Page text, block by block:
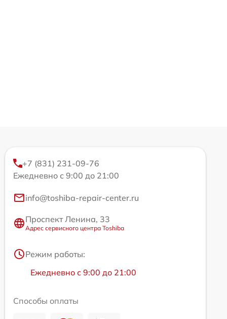
+7 (831) 231-09-76
Ежедневно с 9:00 до 21:00
info@toshiba-repair-center.ru
Проспект Ленина, 33
Адрес сервисного центра Toshiba
Режим работы:
Ежедневно с 9:00 до 21:00
Способы оплаты